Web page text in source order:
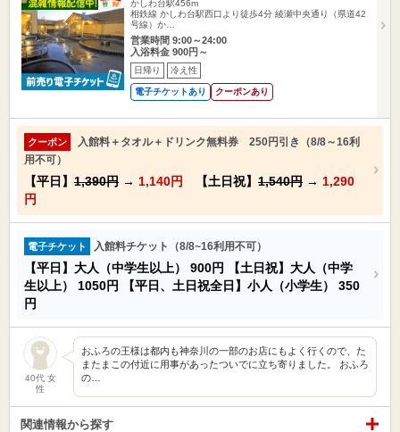
かしわ台駅456m
相鉄線 かしわ台駅西口より徒歩4分 綾瀬中央通り（県道42
号線）か…
営業時間 9:00～24:00
入浴料金 900円～
日帰り 冷え性
電子チケットあり クーポンあり
クーポン
入館料＋タオル＋ドリンク無料券 250円引き（8/8～16利
用不可）
【平日】 1,390円 → 1,140円 【土日祝】 1,540円 → 1,290
円
電子チケット 入館料チケット（8/8~16利用不可）
【平日】大人（中学生以上） 900円
【土日祝】大人（中学
生以上） 1050円 【平日、土日祝全日】小人（小学生） 350
円
40代 女
性
おふろの王様は都内も神奈川の一部のお店にもよく行くので、た
またまこの付近に用事があったついでに立ち寄りました。 おふろ
の…
関連情報から探す